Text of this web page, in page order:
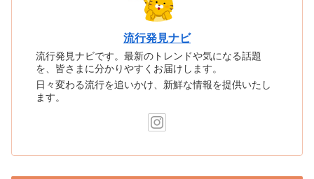
流行発見ナビ
流行発見ナビです。最新のトレンドや気になる話題
を、皆さまに分かりやすくお届けします。
日々変わる流行を追いかけ、新鮮な情報を提供いたし
ます。